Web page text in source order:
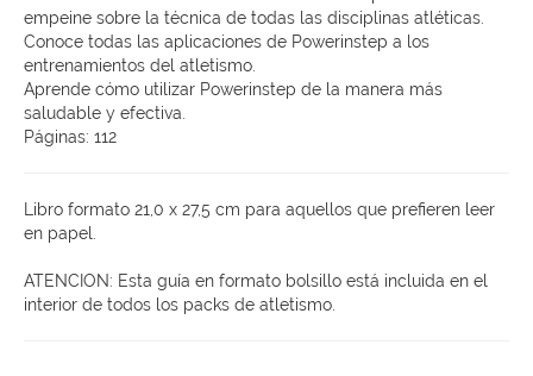
empeine sobre la técnica de todas las disciplinas atléticas.
Conoce todas las aplicaciones de Powerinstep a los
entrenamientos del atletismo.
Aprende cómo utilizar Powerinstep de la manera más
saludable y efectiva.
Páginas: 112
Libro formato 21,0 x 27,5 cm para aquellos que prefieren leer
en papel.
ATENCION: Esta guía en formato bolsillo está incluida en el
interior de todos los packs de atletismo.